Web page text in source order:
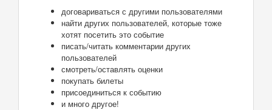
договариваться с другими пользователями
найти других пользователей, которые тоже
хотят посетить это событие
писать/читать комментарии других
пользователей
смотреть/оставлять оценки
покупать билеты
присоединиться к событию
и много другое!